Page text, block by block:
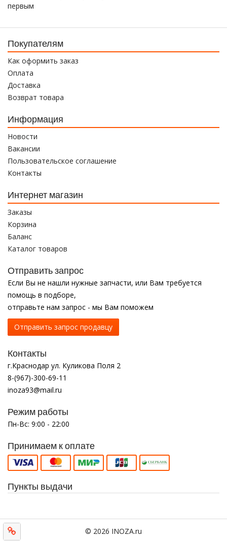
первым
Покупателям
Как оформить заказ
Оплата
Доставка
Возврат товара
Информация
Новости
Вакансии
Пользовательское соглашение
Контакты
Интернет магазин
Заказы
Корзина
Баланс
Каталог товаров
Отправить запрос
Если Вы не нашли нужные запчасти, или Вам требуется
помощь в подборе,
отправьте нам запрос - мы Вам поможем
Отправить запрос продавцу
Контакты
г.Краснодар ул. Куликова Поля 2
8-(967)-300-69-11
inoza93@mail.ru
Режим работы
Пн-Вс: 9:00 - 22:00
Принимаем к оплате
Пункты выдачи
© 2026 INOZA.ru